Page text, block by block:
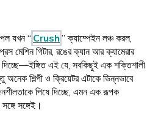
যখন “ Crush” ক্যাম্পেইন লঞ্চ করল,
মেশিন গিটার, রঙের ক্যান আর ক্যামেরার
এই যে, সবকিছুই এক শক্তিশালী
শিল্পী ও ক্রিয়েটর এটাকে ভিন্নভাবে
পিষে দিচ্ছে, এমন এক রূপক
সঙ্গেই।